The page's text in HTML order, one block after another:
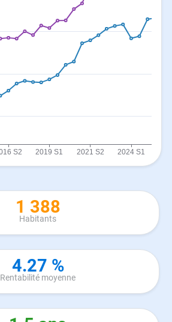
1 388
Habitants
4.27 %
Rentabilité moyenne